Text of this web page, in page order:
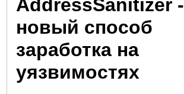
AddressSanitizer -
новый способ
заработка на
уязвимостях